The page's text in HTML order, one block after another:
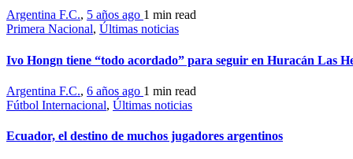
Argentina F.C., 5 años ago 1 min read
Primera Nacional, Últimas noticias
Ivo Hongn tiene “todo acordado” para seguir en Huracán Las
Argentina F.C., 6 años ago 1 min read
Fútbol Internacional, Últimas noticias
Ecuador, el destino de muchos jugadores argentinos